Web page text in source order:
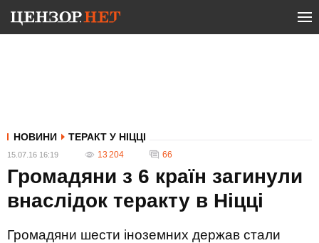
НОВИНИ ТЕРАКТ У НІЦЦІ
15.07.16 16:19 13 204 66
Громадяни з 6 країн загинули
внаслідок теракту в Ніцці
Громадяни шести іноземних держав стали